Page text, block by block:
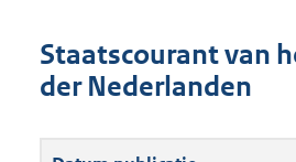
Staatscourant van
der Nederlanden